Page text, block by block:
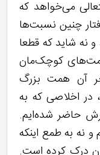
می‌خواهد که
چنین نسبت‌ها
و نه شاید که قطعا
کوچک‌مان
آن‌ همت بزرگ
در اخلاصی که به
عرش حاضر شده‌ایم.
نه به طمع اینکه
درک کرده است.